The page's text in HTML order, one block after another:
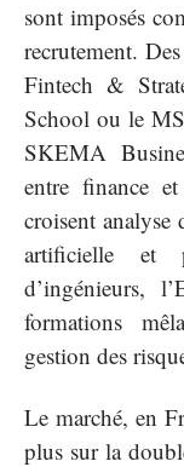
sont imposés
recrutement.
Fintech &
School ou le
SKEMA
entre finance
croisent
artificielle et
d’ingénieurs,
formations
gestion des
Le marché, en
plus sur la